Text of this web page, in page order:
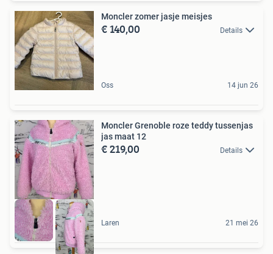
Moncler zomer jasje meisjes
€ 140,00 Details
Oss 14 jun 26
Moncler Grenoble roze teddy tussenjas
jas maat 12
€ 219,00 Details
Laren 21 mei 26